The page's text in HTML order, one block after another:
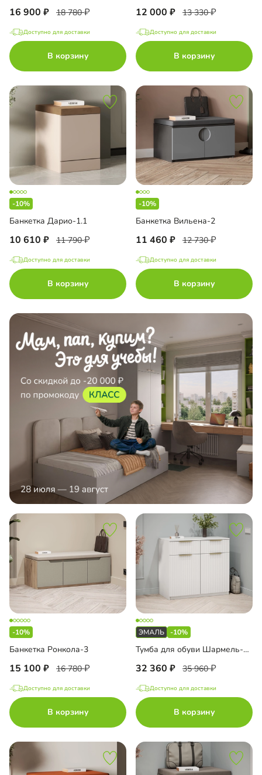
16 900 18 780
Доступно для доставки
В корзину
12 000 13 330
Доступно для доставки
В корзину
-10%
Банкетка Дарио-1.1
10 610 11 790
Доступно для доставки
В корзину
-10%
Банкетка Вильена-2
11 460 12 730
Доступно для доставки
В корзину
-10%
Банкетка Ронкола-3
15 100 16 780
Доступно для доставки
В корзину
-10%
Тумба для обуви Шармель-2 Лайф Эмаль
32 360 35 960
Доступно для доставки
В корзину